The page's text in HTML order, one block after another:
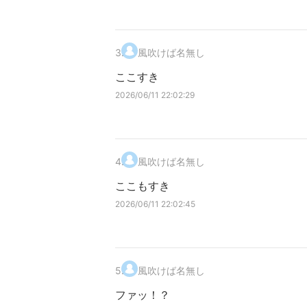
3. 風吹けば名無し
ここすき
2026/06/11 22:02:29
4. 風吹けば名無し
ここもすき
2026/06/11 22:02:45
5. 風吹けば名無し
ファッ！？